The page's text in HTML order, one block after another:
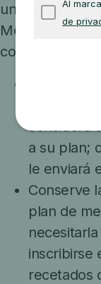
unirse a un
Medicare o en
cobertura de
Si no
considera
a su plan;
le enviará
Conserve
plan de
inscribirse
recetados